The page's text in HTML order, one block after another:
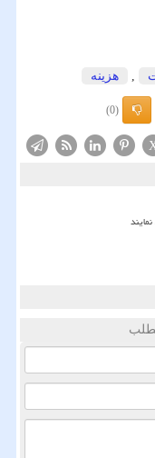
, هزینه
(0)